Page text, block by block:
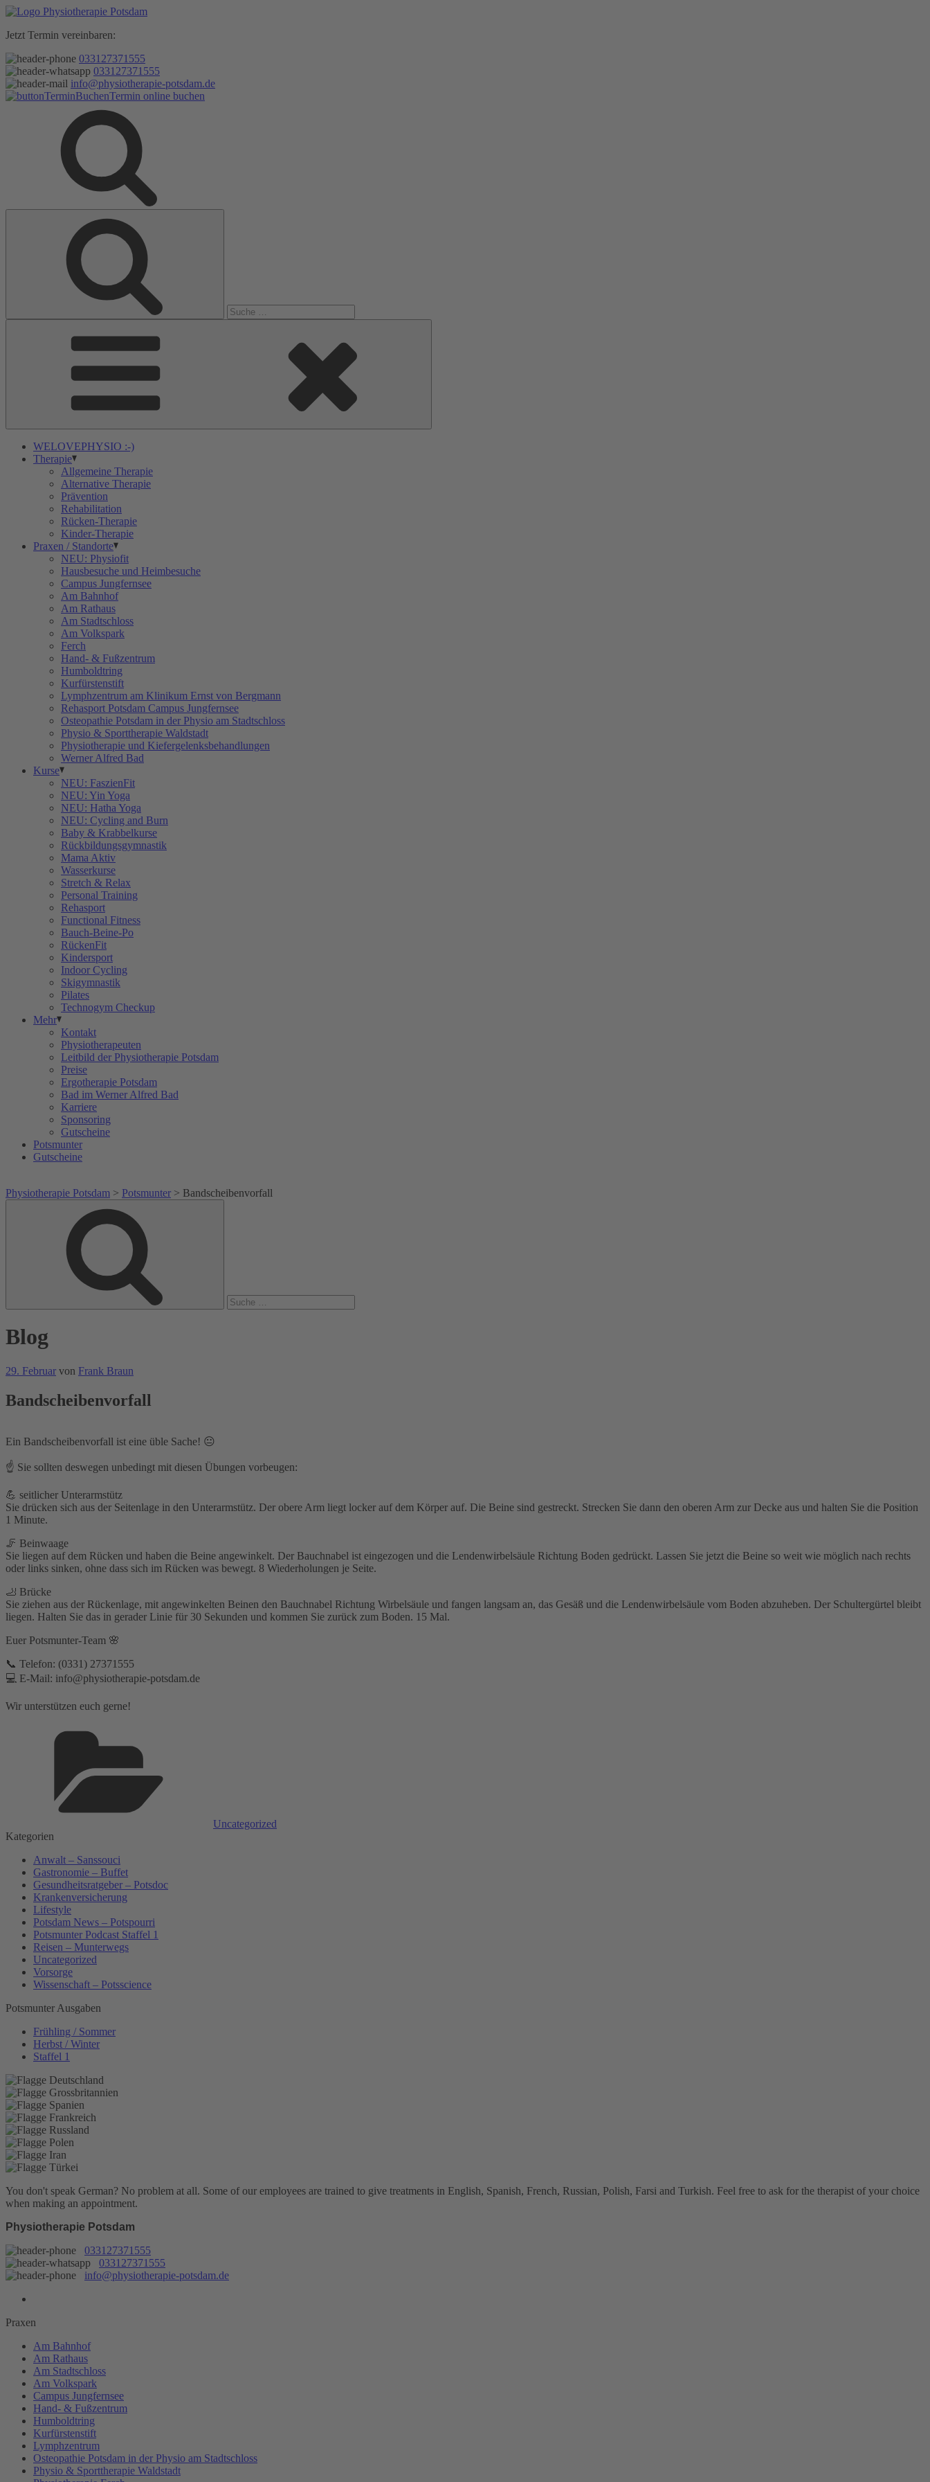
Zum
springen
Jetzt Termin vereinbaren:
033127371555
033127371555
info@physiotherapie-potsdam.de
Termin online buchen
WELOVEPHYSIO :-)
Therapie
Allgemeine Therapie
Alternative Therapie
Prävention
Rehabilitation
Rücken-Therapie
Kinder-Therapie
Praxen / Standorte
NEU: Physiofit
Hausbesuche und Heimbesuche
Campus Jungfernsee
Am Bahnhof
Am Rathaus
Am Stadtschloss
Am Volkspark
Ferch
Hand- & Fußzentrum
Humboldtring
Kurfürstenstift
Lymphzentrum am Klinikum Ernst von Bergmann
Rehasport Potsdam Campus Jungfernsee
Osteopathie Potsdam in der Physio am Stadtschloss
Physio & Sporttherapie Waldstadt
Physiotherapie und Kiefergelenksbehandlungen
Werner Alfred Bad
Kurse
NEU: FaszienFit
NEU: Yin Yoga
NEU: Hatha Yoga
NEU: Cycling and Burn
Baby & Krabbelkurse
Rückbildungsgymnastik
Mama Aktiv
Wasserkurse
Stretch & Relax
Personal Training
Rehasport
Functional Fitness
Bauch-Beine-Po
RückenFit
Kindersport
Indoor Cycling
Skigymnastik
Pilates
Technogym Checkup
Mehr
Kontakt
Physiotherapeuten
Leitbild der Physiotherapie Potsdam
Preise
Ergotherapie Potsdam
Bad im Werner Alfred Bad
Karriere
Sponsoring
Gutscheine
Potsmunter
Gutscheine
Physiotherapie Potsdam > Potsmunter > Bandscheibenvorfall
Blog
Veröffentlicht
29. Februar von Frank Braun
Bandscheibenvorfall
Ein Bandscheibenvorfall ist eine üble Sache! 😐
☝️ Sie sollten deswegen unbedingt mit diesen Übungen vorbeugen:
💪 seitlicher Unterarmstütz
Sie drücken sich aus der Seitenlage in den Unterarmstütz. Der obere Arm liegt locker auf dem Körper auf. Die Beine sind gestreckt. Strecken Sie dann den oberen Arm zur Decke aus und halten Sie die Position
1 Minute.
🦵 Beinwaage
Sie liegen auf dem Rücken und haben die Beine angewinkelt. Der Bauchnabel ist eingezogen und die Lendenwirbelsäule Richtung Boden gedrückt. Lassen Sie jetzt die Beine so weit wie möglich nach rechts
oder links sinken, ohne dass sich im Rücken was bewegt. 8 Wiederholungen je Seite.
🦶 Brücke
Sie ziehen aus der Rückenlage, mit angewinkelten Beinen den Bauchnabel Richtung Wirbelsäule und fangen langsam an, das Gesäß und die Lendenwirbelsäule vom Boden abzuheben. Der Schultergürtel bleibt
liegen. Halten Sie das in gerader Linie für 30 Sekunden und kommen Sie zurück zum Boden. 15 Mal.
Euer Potsmunter-Team 🌸
📞 Telefon: (0331) 27371555⁣
💻 E-Mail: info@physiotherapie-potsdam.de
Wir unterstützen euch gerne!
Uncategorized
Kategorien
Anwalt – Sanssouci
Gastronomie – Buffet
Gesundheitsratgeber – Potsdoc
Krankenversicherung
Lifestyle
Potsdam News – Potspourri
Potsmunter Podcast Staffel 1
Reisen – Munterwegs
Uncategorized
Vorsorge
Wissenschaft – Potsscience
Potsmunter Ausgaben
Frühling / Sommer
Herbst / Winter
Staffel 1
You don't speak German? No problem at all. Some of our employees are trained to give treatments in English, Spanish, French, Russian, Polish, Farsi and Turkish. Feel free to ask for the therapist of your choice
when making an appointment.
Physiotherapie Potsdam
033127371555
033127371555
info@physiotherapie-potsdam.de
Praxen
Am Bahnhof
Am Rathaus
Am Stadtschloss
Am Volkspark
Campus Jungfernsee
Hand- & Fußzentrum
Humboldtring
Kurfürstenstift
Lymphzentrum
Osteopathie Potsdam in der Physio am Stadtschloss
Physio & Sporttherapie Waldstadt